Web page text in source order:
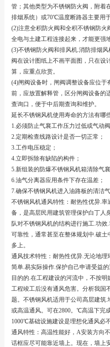
管；其他类型为不锈钢防火阀，附着
排烟系统）或70℃温度断路器主要用
(2)注意全积防火阀和全积不锈钢防火
全电与土建工程连接起来，才能更强
(3)不锈钢防火阀和排风机.消防排烟
阀在设计图纸上不画平面图，只在设
算，应重点欣赏。
(4)闸阀设备时，闸阀调整设备应位
前，应放置解释管，区分闸阀设备的
查询口，便于中后期查询和维护。
延长不锈钢风机使用寿命的方法有哪
1.必须防止气襄工作压力过低或气动
2.定期检查线路设计是否一切正常；
3.工作电压稳定；
4.立即拆除有缺陷的构件；
5.新组装的防爆不锈钢风机箱清除气
6.油气分离器应用条件下存在温差；
7.确保不锈钢风机进入油路板的清洁
不锈钢风机通风特性：耐热性优异.
备，是高层民用建筑管理保护白丁人
队对不锈钢风机的结构进行施工.功
可靠性，通常甚至在整体规划中.破
多上。
通风技术特性：耐热性优异.无论地
简单.易实际操作.保护自己申请受益
目的的.在工程建设的河流中，不按
工程竣工后没有通风危害。分析我国
题。不锈钢风机适用于公司高层建筑
或高温通风。可在2800。℃高温下完
1000℃基础设施建设是理想化通风必
通风特性：高温性能好，A安装方向
话框应尽可能靠近墙上。现在，墙上